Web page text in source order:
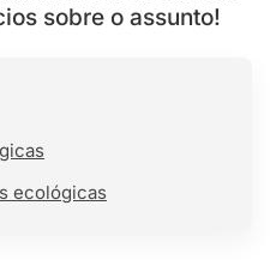
sobre o assunto!
ecológicas